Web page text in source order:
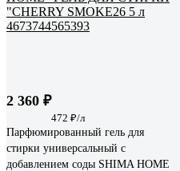
2 360 ₽
472 ₽/л
Парфюмированный гель для
стирки универсальный с
добавлением соды SHIMA HOME